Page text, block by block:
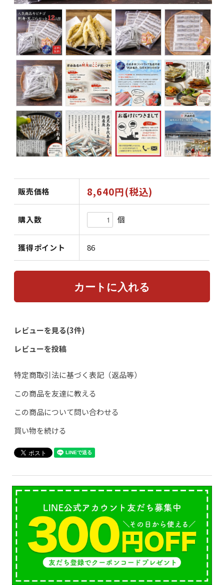
販売価格 8,640円(税込)
購入数 個
獲得ポイント 86
レビューを見る(3件)
レビューを投稿
特定商取引法に基づく表記（返品等）
この商品を友達に教える
この商品について問い合わせる
買い物を続ける